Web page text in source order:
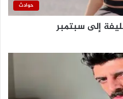
حوادث
إلى سبتمبر